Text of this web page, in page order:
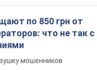
по 850 грн от
что не так с
мошенников